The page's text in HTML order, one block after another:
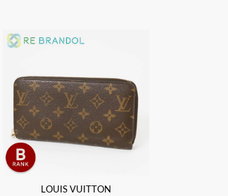
LOUIS VUITTON